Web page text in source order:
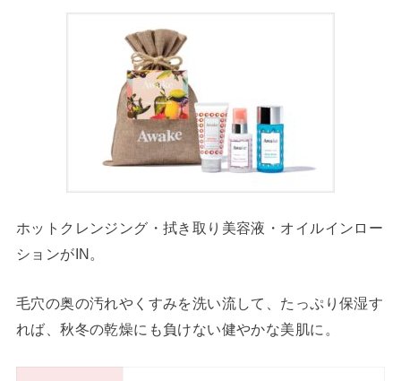
ホットクレンジング・拭き取り美容液・オイルインロー
ションがIN。
毛穴の奥の汚れやくすみを洗い流して、たっぷり保湿す
れば、秋冬の乾燥にも負けない健やかな美肌に。